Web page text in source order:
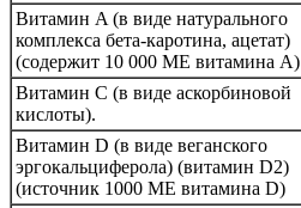
Витамин A (в виде натурального
комплекса бета-каротина, ацетат)
(содержит 10 000 МЕ витамина A)
Витамин C (в виде аскорбиновой
кислоты).
Витамин D (в виде веганского
эргокальциферола) (витамин D2)
(источник 1000 МЕ витамина D)